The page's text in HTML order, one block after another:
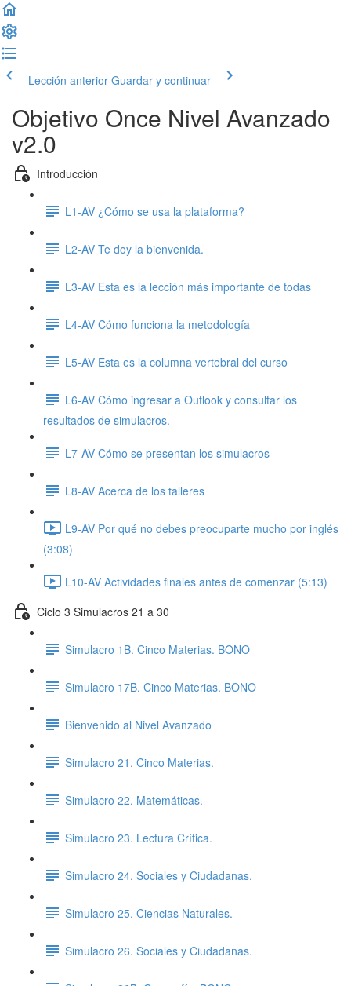
Lección anterior Guardar y continuar
Objetivo Once Nivel Avanzado
v2.0
Introducción
L1-AV ¿Cómo se usa la plataforma?
L2-AV Te doy la bienvenida.
L3-AV Esta es la lección más importante de todas
L4-AV Cómo funciona la metodología
L5-AV Esta es la columna vertebral del curso
L6-AV Cómo ingresar a Outlook y consultar los
resultados de simulacros.
L7-AV Cómo se presentan los simulacros
L8-AV Acerca de los talleres
L9-AV Por qué no debes preocuparte mucho por inglés
(3:08)
L10-AV Actividades finales antes de comenzar (5:13)
Ciclo 3 Simulacros 21 a 30
Simulacro 1B. Cinco Materias. BONO
Simulacro 17B. Cinco Materias. BONO
Bienvenido al Nivel Avanzado
Simulacro 21. Cinco Materias.
Simulacro 22. Matemáticas.
Simulacro 23. Lectura Crítica.
Simulacro 24. Sociales y Ciudadanas.
Simulacro 25. Ciencias Naturales.
Simulacro 26. Sociales y Ciudadanas.